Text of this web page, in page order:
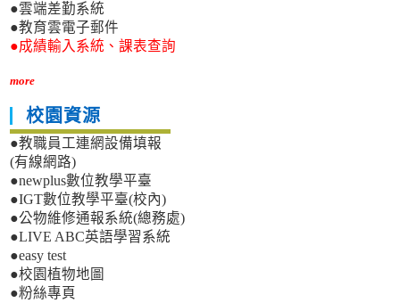
●雲端差勤系統
●教育雲電子郵件
●成績輸入系統、課表查詢
more
校園資源
●教職員工連網設備填報
(有線網路)
●newplus數位教學平臺
●IGT數位教學平臺(校內)
●公物維修通報系統(總務處)
●LIVE ABC英語學習系統
●easy test
●校園植物地圖
●粉絲專頁